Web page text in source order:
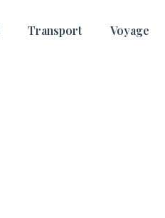
Transport Voyage